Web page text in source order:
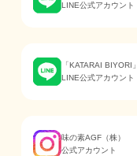
LINE公式アカウント
「KATARAI BIYORI」
LINE公式アカウント
味の素AGF（株）
公式アカウント